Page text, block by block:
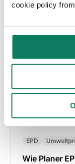
cookie policy
EPD
Wie Planer